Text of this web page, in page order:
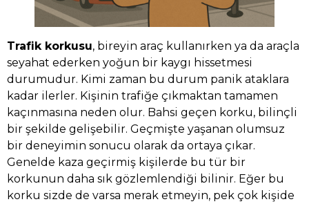
Trafik korkusu, bireyin araç kullanırken ya da araçla
seyahat ederken yoğun bir kaygı hissetmesi
durumudur. Kimi zaman bu durum panik ataklara
kadar ilerler. Kişinin trafiğe çıkmaktan tamamen
kaçınmasına neden olur. Bahsi geçen korku, bilinçli
bir şekilde gelişebilir. Geçmişte yaşanan olumsuz
bir deneyimin sonucu olarak da ortaya çıkar.
Genelde kaza geçirmiş kişilerde bu tür bir
korkunun daha sık gözlemlendiği bilinir. Eğer bu
korku sizde de varsa merak etmeyin, pek çok kişide